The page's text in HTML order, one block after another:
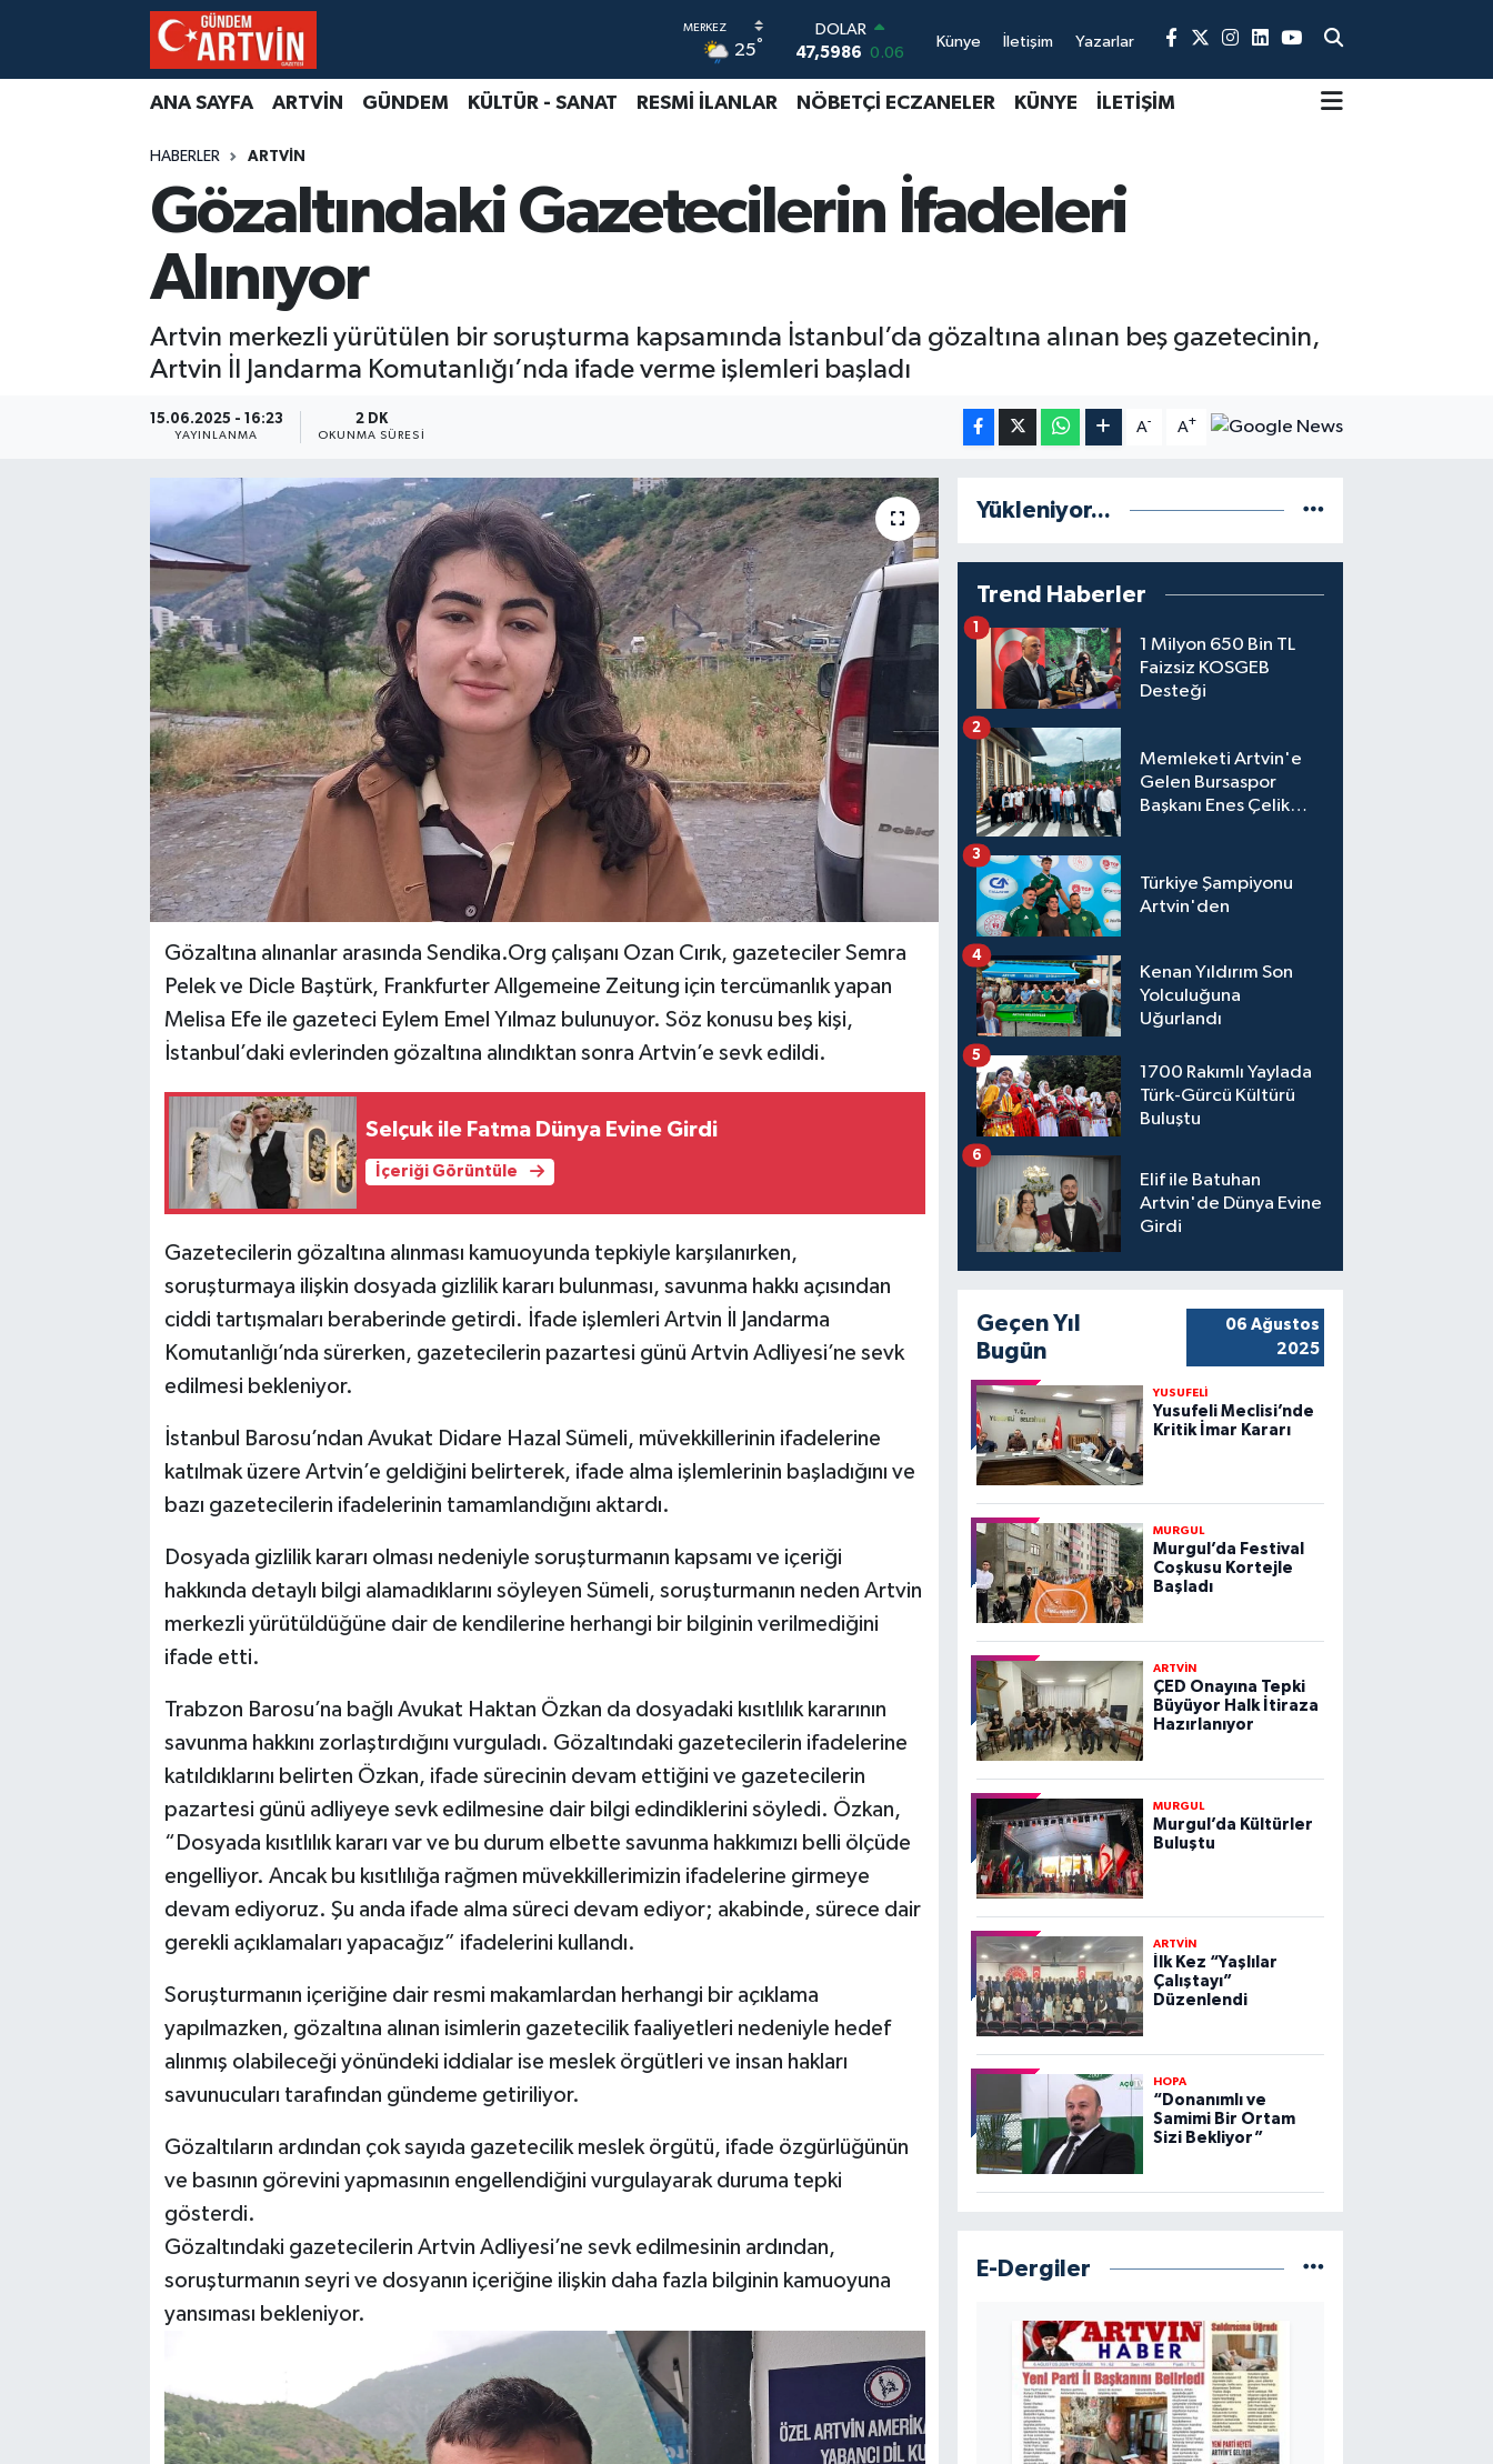
25°
DOLAR
47,5986 0.06
EURO
55,0700 0.1
6518.23
0.39
BİST100
Künye İletişim Yazarlar
ANA SAYFA ARTVİN GÜNDEM KÜLTÜR - SANAT RESMİ İLANLAR NÖBETÇİ ECZANELER KÜNYE İLETİŞİM
HABERLER ARTVİN
Gözaltındaki Gazetecilerin İfadeleri
Alınıyor
Artvin merkezli yürütülen bir soruşturma kapsamında İstanbul’da gözaltına alınan beş gazetecinin,
Artvin İl Jandarma Komutanlığı’nda ifade verme işlemleri başladı
15.06.2025 - 16:23
YAYINLANMA
2 DK
OKUNMA SÜRESI
A- A+
Gözaltına alınanlar arasında Sendika.Org çalışanı Ozan Cırık, gazeteciler Semra
Pelek ve Dicle Baştürk, Frankfurter Allgemeine Zeitung için tercümanlık yapan
Melisa Efe ile gazeteci Eylem Emel Yılmaz bulunuyor. Söz konusu beş kişi,
İstanbul’daki evlerinden gözaltına alındıktan sonra Artvin’e sevk edildi.
Selçuk ile Fatma Dünya Evine Girdi
İçeriği Görüntüle
Gazetecilerin gözaltına alınması kamuoyunda tepkiyle karşılanırken,
soruşturmaya ilişkin dosyada gizlilik kararı bulunması, savunma hakkı açısından
ciddi tartışmaları beraberinde getirdi. İfade işlemleri Artvin İl Jandarma
Komutanlığı’nda sürerken, gazetecilerin pazartesi günü Artvin Adliyesi’ne sevk
edilmesi bekleniyor.
İstanbul Barosu’ndan Avukat Didare Hazal Sümeli, müvekkillerinin ifadelerine
katılmak üzere Artvin’e geldiğini belirterek, ifade alma işlemlerinin başladığını ve
bazı gazetecilerin ifadelerinin tamamlandığını aktardı.
Dosyada gizlilik kararı olması nedeniyle soruşturmanın kapsamı ve içeriği
hakkında detaylı bilgi alamadıklarını söyleyen Sümeli, soruşturmanın neden Artvin
merkezli yürütüldüğüne dair de kendilerine herhangi bir bilginin verilmediğini
ifade etti.
Trabzon Barosu’na bağlı Avukat Haktan Özkan da dosyadaki kısıtlılık kararının
savunma hakkını zorlaştırdığını vurguladı. Gözaltındaki gazetecilerin ifadelerine
katıldıklarını belirten Özkan, ifade sürecinin devam ettiğini ve gazetecilerin
pazartesi günü adliyeye sevk edilmesine dair bilgi edindiklerini söyledi. Özkan,
“Dosyada kısıtlılık kararı var ve bu durum elbette savunma hakkımızı belli ölçüde
engelliyor. Ancak bu kısıtlılığa rağmen müvekkillerimizin ifadelerine girmeye
devam ediyoruz. Şu anda ifade alma süreci devam ediyor; akabinde, sürece dair
gerekli açıklamaları yapacağız” ifadelerini kullandı.
Soruşturmanın içeriğine dair resmi makamlardan herhangi bir açıklama
yapılmazken, gözaltına alınan isimlerin gazetecilik faaliyetleri nedeniyle hedef
alınmış olabileceği yönündeki iddialar ise meslek örgütleri ve insan hakları
savunucuları tarafından gündeme getiriliyor.
Gözaltıların ardından çok sayıda gazetecilik meslek örgütü, ifade özgürlüğünün
ve basının görevini yapmasının engellendiğini vurgulayarak duruma tepki
gösterdi.
Gözaltındaki gazetecilerin Artvin Adliyesi’ne sevk edilmesinin ardından,
soruşturmanın seyri ve dosyanın içeriğine ilişkin daha fazla bilginin kamuoyuna
yansıması bekleniyor.
Yükleniyor...
Trend Haberler
1 Milyon 650 Bin TL
Faizsiz KOSGEB
Desteği
1
Memleketi Artvin'e
Gelen Bursaspor
Başkanı Enes Çelik
2
Türkiye Şampiyonu
Artvin'den
3
Kenan Yıldırım Son
Yolculuğuna
Uğurlandı
4
1700 Rakımlı Yaylada
Türk-Gürcü Kültürü
Buluştu
5
Elif ile Batuhan
Artvin'de Dünya Evine
Girdi
6
Geçen Yıl
Bugün
06 Ağustos
2025
YUSUFELİ
Yusufeli Meclisi’nde
Kritik İmar Kararı
MURGUL
Murgul’da Festival
Coşkusu Kortejle
Başladı
ARTVİN
ÇED Onayına Tepki
Büyüyor Halk İtiraza
Hazırlanıyor
MURGUL
Murgul’da Kültürler
Buluştu
ARTVİN
İlk Kez “Yaşlılar
Çalıştayı”
Düzenlendi
HOPA
“Donanımlı ve
Samimi Bir Ortam
Sizi Bekliyor”
E-Dergiler